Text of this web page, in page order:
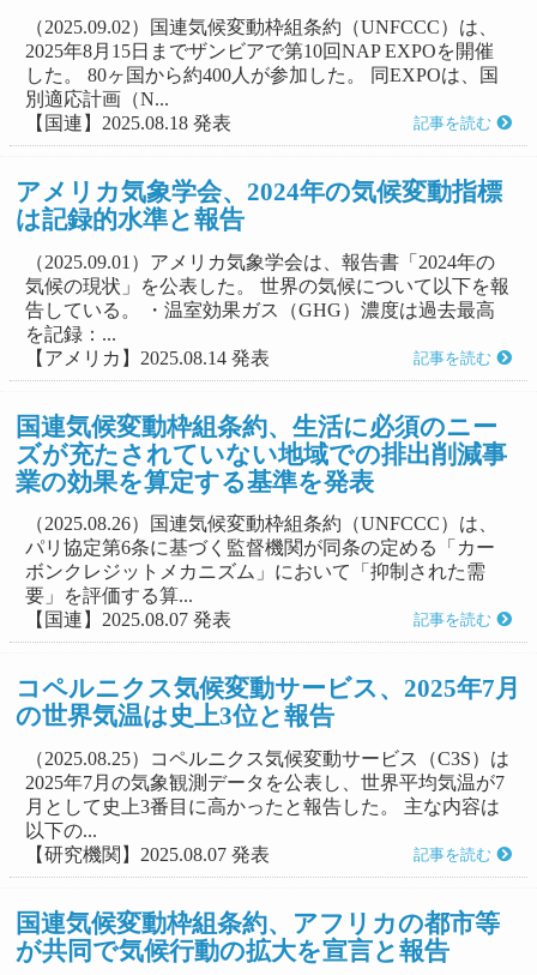
（2025.09.02）国連気候変動枠組条約（UNFCCC）は、
2025年8月15日までザンビアで第10回NAP EXPOを開催
した。 80ヶ国から約400人が参加した。 同EXPOは、国
別適応計画（N...
【国連】2025.08.18 発表
記事を読む
アメリカ気象学会、2024年の気候変動指標
は記録的水準と報告
（2025.09.01）アメリカ気象学会は、報告書「2024年の
気候の現状」を公表した。 世界の気候について以下を報
告している。 ・温室効果ガス（GHG）濃度は過去最高
を記録：...
【アメリカ】2025.08.14 発表
記事を読む
国連気候変動枠組条約、生活に必須のニー
ズが充たされていない地域での排出削減事
業の効果を算定する基準を発表
（2025.08.26）国連気候変動枠組条約（UNFCCC）は、
パリ協定第6条に基づく監督機関が同条の定める「カー
ボンクレジットメカニズム」において「抑制された需
要」を評価する算...
【国連】2025.08.07 発表
記事を読む
コペルニクス気候変動サービス、2025年7月
の世界気温は史上3位と報告
（2025.08.25）コペルニクス気候変動サービス（C3S）は
2025年7月の気象観測データを公表し、世界平均気温が7
月として史上3番目に高かったと報告した。 主な内容は
以下の...
【研究機関】2025.08.07 発表
記事を読む
国連気候変動枠組条約、アフリカの都市等
が共同で気候行動の拡大を宣言と報告